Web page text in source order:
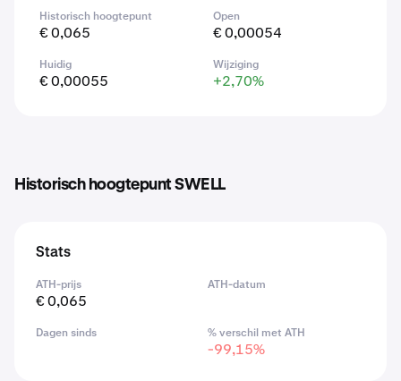
Historisch hoogtepunt
€ 0,065
Open
€ 0,00054
Huidig
€ 0,00055
Wijziging
+2,70%
Historisch hoogtepunt SWELL
Stats
ATH-prijs
€ 0,065
ATH-datum
Dagen sinds % verschil met ATH
-99,15%